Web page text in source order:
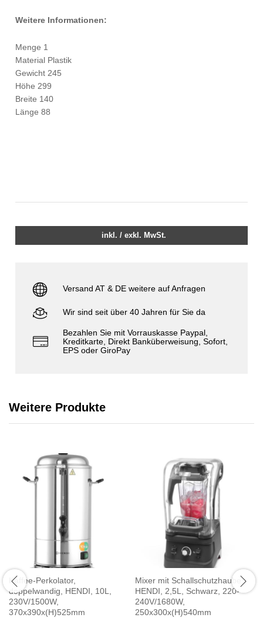
Weitere Informationen:
Menge 1
Material Plastik
Gewicht 245
Höhe 299
Breite 140
Länge 88
inkl. / exkl. MwSt.
Versand AT & DE weitere auf Anfragen
Wir sind seit über 40 Jahren für Sie da
Bezahlen Sie mit Vorrauskasse Paypal,
Kreditkarte, Direkt Banküberweisung, Sofort,
EPS oder GiroPay
Weitere Produkte
Kaffee-Perkolator,
doppelwandig, HENDI, 10L,
230V/1500W,
370x390x(H)525mm
Mixer mit Schallschutzhaube,
HENDI, 2,5L, Schwarz, 220-
240V/1680W,
250x300x(H)540mm